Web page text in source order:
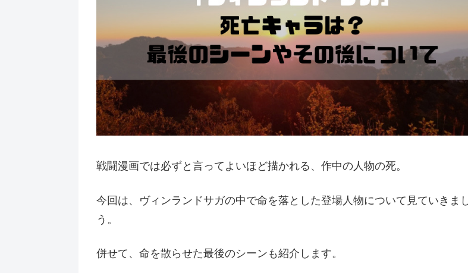
戦闘漫画では必ずと言ってよいほど描かれる、作中の人物の死。
今回は、ヴィンランドサガの中で命を落とした登場人物について見ていきま
う。
併せて、命を散らせた最後のシーンも紹介します。